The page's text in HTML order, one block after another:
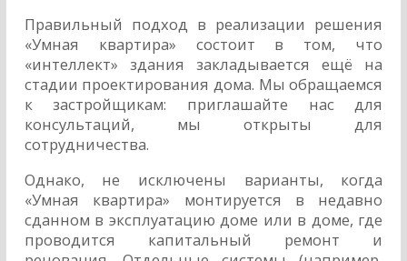
Правильный подход в реализации решения
«Умная квартира» состоит в том, что
«интеллект» здания закладывается ещё на
стадии проектирования дома. Мы обращаемся
к застройщикам: приглашайте нас для
консультаций, мы открыты для
сотрудничества.
Однако, не исключены варианты, когда
«Умная квартира» монтируется в недавно
сданном в эксплуатацию доме или в доме, где
проводится капитальный ремонт и